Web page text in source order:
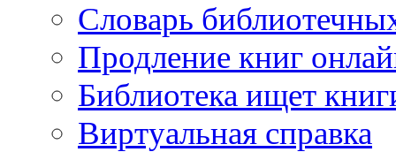
Словарь
Продление книг
Библиотека ищет
Виртуальная справка